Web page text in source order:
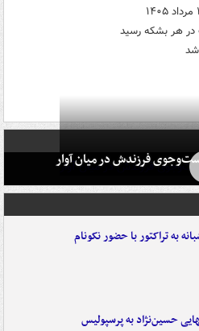
فرزندش در میان آوار
به تراکتور با حضور نکونام
حسین‌نژاد به پرسپولیس